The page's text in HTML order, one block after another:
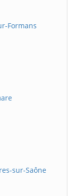
Formans
sur-Saône